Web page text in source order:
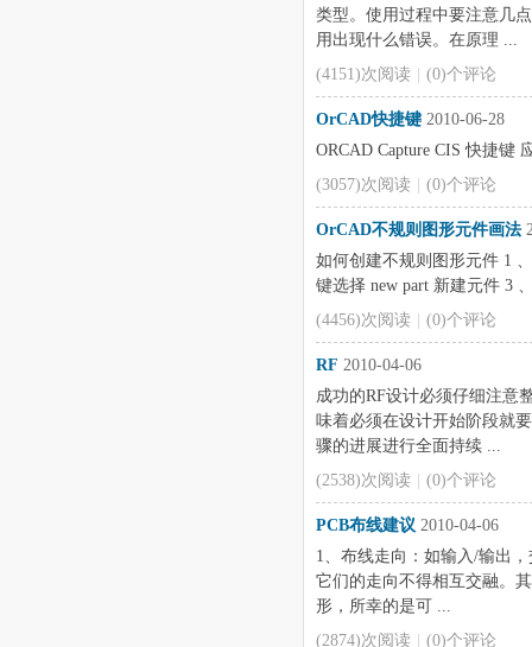
类型。使用过程中要注意几
用出现什么错误。在原理 ...
(4151)次阅读 | (0)个评论
OrCAD快捷键 2010-06-28
ORCAD Capture CIS
(3057)次阅读 | (0)个评论
OrCAD不规则图形元件画法
如何创建不规则图形元件 1
键选择 new part 新建元件 3
(4456)次阅读 | (0)个评论
RF 2010-04-06
成功的RF设计必须仔细注意
味着必须在设计开始阶段就
骤的进展进行全面持续 ...
(2538)次阅读 | (0)个评论
PCB布线建议 2010-04-06
1、布线走向：如输入/输出
它们的走向不得相互交融。
形，所幸的是可 ...
(2874)次阅读 | (0)个评论